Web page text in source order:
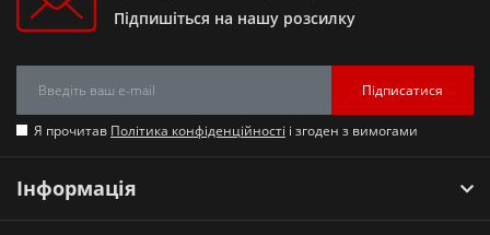
Підпишіться на нашу розсилку
Підписатися
Я прочитав Політика конфіденційності і згоден з вимогами
Інформація